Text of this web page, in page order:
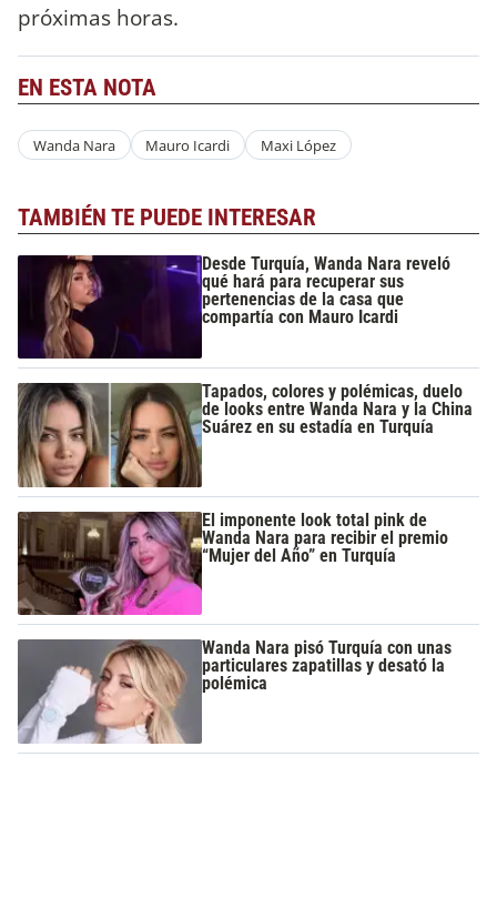
próximas horas.
EN ESTA NOTA
Wanda Nara Mauro Icardi Maxi López
TAMBIÉN TE PUEDE INTERESAR
Desde Turquía, Wanda Nara reveló
qué hará para recuperar sus
pertenencias de la casa que
compartía con Mauro Icardi
Tapados, colores y polémicas, duelo
de looks entre Wanda Nara y la China
Suárez en su estadía en Turquía
El imponente look total pink de
Wanda Nara para recibir el premio
“Mujer del Año” en Turquía
Wanda Nara pisó Turquía con unas
particulares zapatillas y desató la
polémica